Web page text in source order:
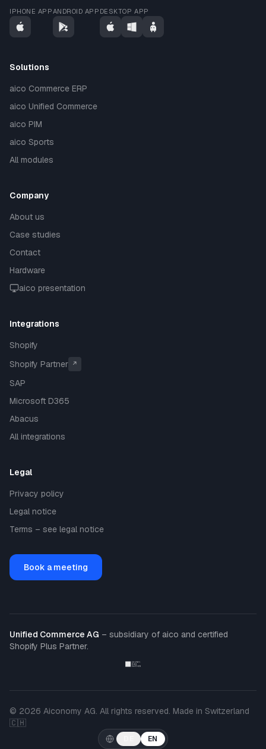
IPHONE APPANDROID APP DESKTOP APP
Solutions
aico Commerce ERP
aico Unified Commerce
aico PIM
aico Sports
All modules
Company
About us
Case studies
Contact
Hardware
aico presentation
Integrations
Shopify
Shopify Partner
↗
SAP
Microsoft D365
Abacus
All integrations
Legal
Privacy policy
Legal notice
Terms – see legal notice
Book a meeting
Unified Commerce AG – subsidiary of aico and certified
Shopify Plus Partner.
© 2026 Aiconomy AG. All rights reserved. Made in Switzerland
🇨🇭
EN